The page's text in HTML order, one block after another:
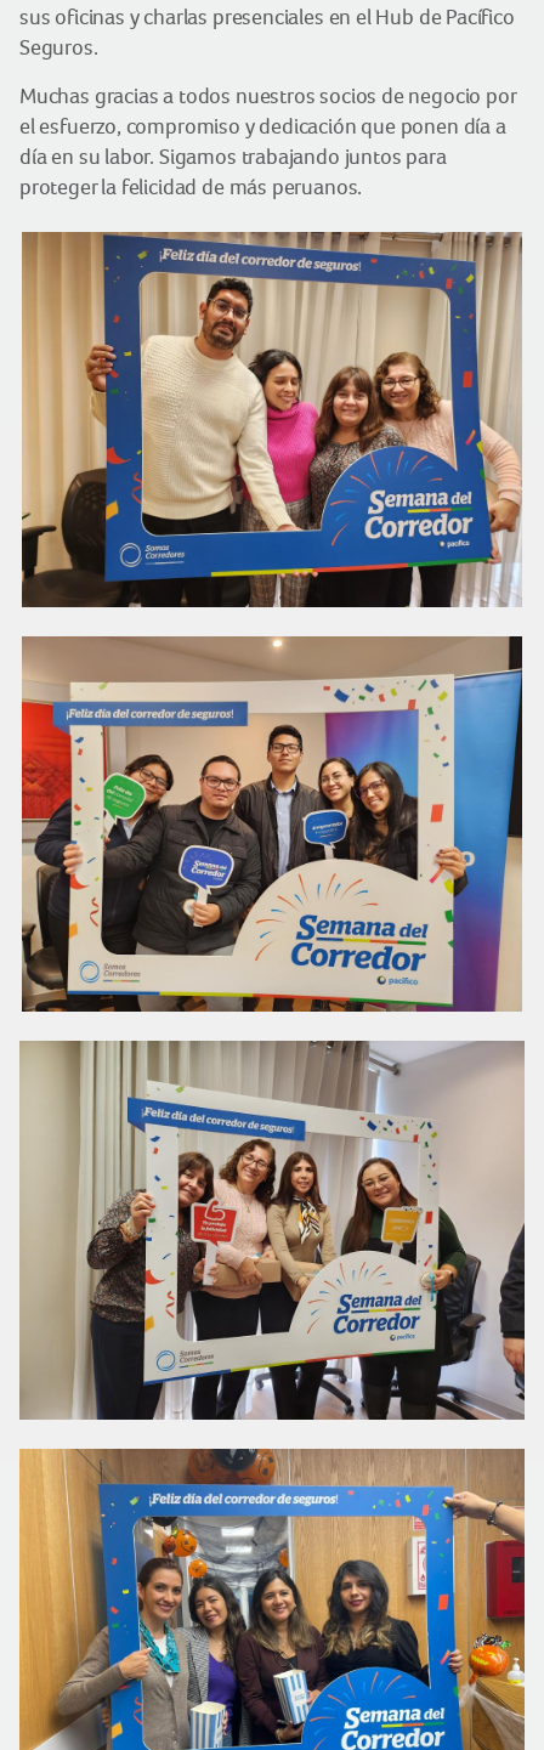
sus oficinas y charlas presenciales en el Hub de Pacífico
Seguros.
Muchas gracias a todos nuestros socios de negocio por
el esfuerzo, compromiso y dedicación que ponen día a
día en su labor. Sigamos trabajando juntos para
proteger la felicidad de más peruanos.